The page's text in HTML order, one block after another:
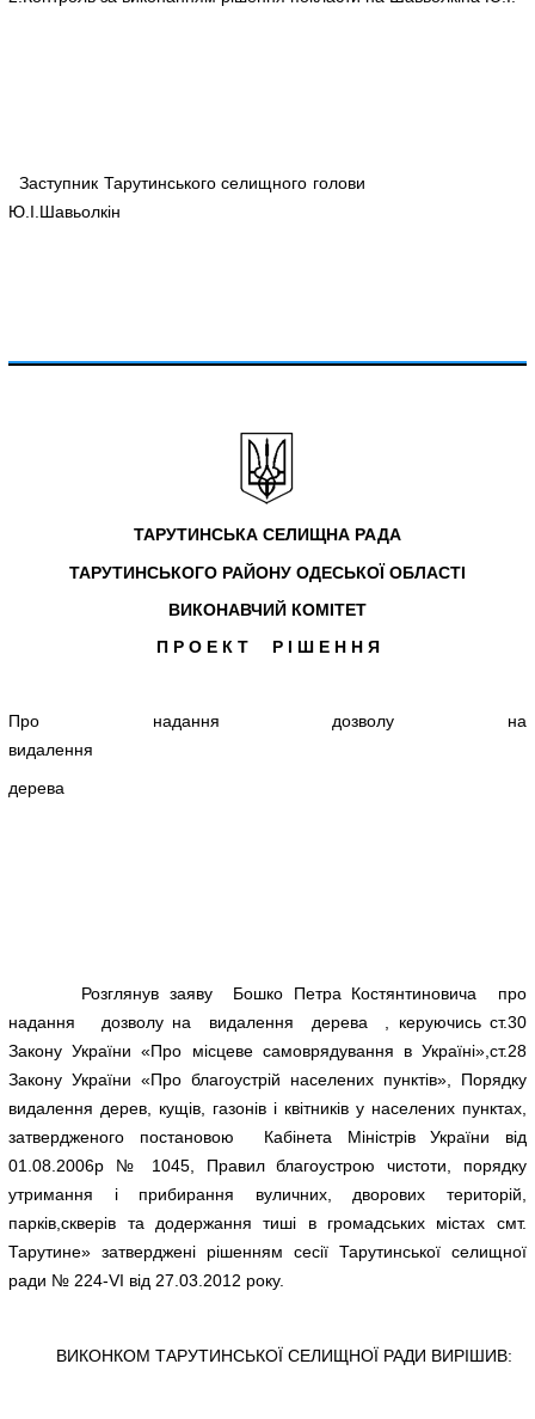
Заступник Тарутинського селищного голови
Ю.І.Шавьолкін
ТАРУТИНСЬКА СЕЛИЩНА РАДА
ТАРУТИНСЬКОГО РАЙОНУ ОДЕСЬКОЇ ОБЛАСТІ
ВИКОНАВЧИЙ КОМІТЕТ
П Р О Е К Т Р І Ш Е Н Н Я
Про надання дозволу на
видалення
Розглянув заяву Бошко Петра Костянтиновича про
надання дозволу на видалення дерева , керуючись ст.30
Закону України «Про місцеве самоврядування в Україні»,ст.28
Закону України «Про благоустрій населених пунктів», Порядку
видалення дерев, кущів, газонів і квітників у населених пунктах,
затвердженого постановою Кабінета Міністрів України від
01.08.2006р № 1045, Правил благоустрою чистоти, порядку
утримання і прибирання вуличних, дворових територій,
парків,скверів та додержання тиші в громадських містах смт.
Тарутине» затверджені рішенням сесії Тарутинської селищної
ради № 224-VI від 27.03.2012 року.
ВИКОНКОМ ТАРУТИНСЬКОЇ СЕЛИЩНОЇ РАДИ ВИРІШИВ: